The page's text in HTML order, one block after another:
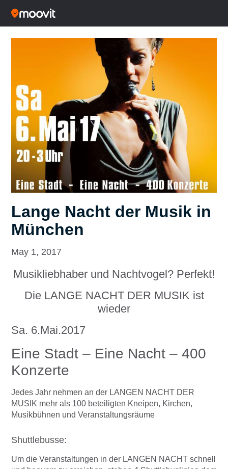
Lange Nacht der Musik in
München
May 1, 2017
Musikliebhaber und Nachtvogel? Perfekt!
Die LANGE NACHT DER MUSIK ist
wieder
Sa. 6.Mai.2017
Eine Stadt – Eine Nacht – 400
Konzerte
Jedes Jahr nehmen an der LANGEN NACHT DER
MUSIK mehr als 100 beteiligten Kneipen, Kirchen,
Musikbühnen und Veranstaltungsräume
Shuttlebusse:
Um die Veranstaltungen in der LANGEN NACHT schnell